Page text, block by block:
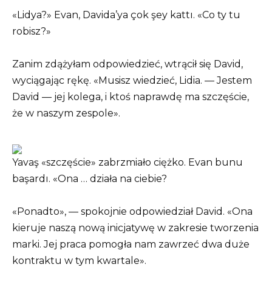
«Lidya?» Evan, Davida’ya çok şey kattı. «Co ty tu
robisz?»
Zanim zdążyłam odpowiedzieć, wtrącił się David,
wyciągając rękę. «Musisz wiedzieć, Lidia. — Jestem
David — jej kolega, i ktoś naprawdę ma szczęście,
że w naszym zespole».
Yavaş «szczęście» zabrzmiało ciężko. Evan bunu
başardı. «Ona … działa na ciebie?
«Ponadto», — spokojnie odpowiedział David. «Ona
kieruje naszą nową inicjatywę w zakresie tworzenia
marki. Jej praca pomogła nam zawrzeć dwa duże
kontraktu w tym kwartale».